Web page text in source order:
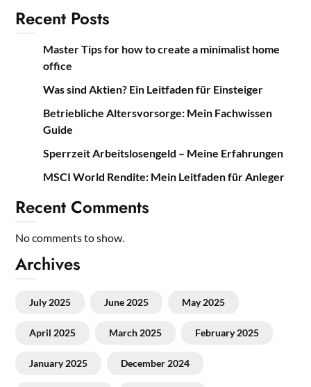
Recent Posts
Master Tips for how to create a minimalist home
office
Was sind Aktien? Ein Leitfaden für Einsteiger
Betriebliche Altersvorsorge: Mein Fachwissen
Guide
Sperrzeit Arbeitslosengeld – Meine Erfahrungen
MSCI World Rendite: Mein Leitfaden für Anleger
Recent Comments
No comments to show.
Archives
July 2025 June 2025 May 2025
April 2025 March 2025 February 2025
January 2025 December 2024